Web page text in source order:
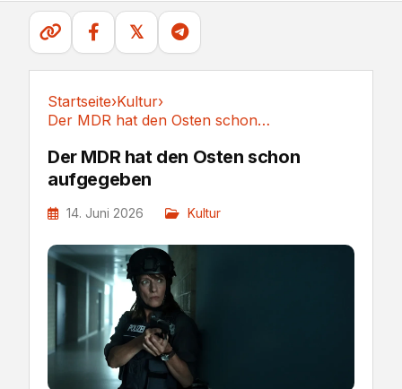
𝕏
Startseite›Kultur›
Der MDR hat den Osten schon aufgegeben
Der MDR hat den Osten schon
aufgegeben
14. Juni 2026 Kultur